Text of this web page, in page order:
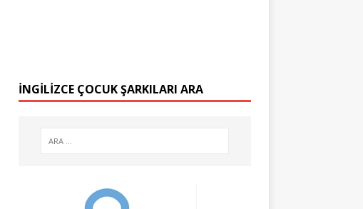
İNGILIZCE ÇOCUK ŞARKILARI ARA